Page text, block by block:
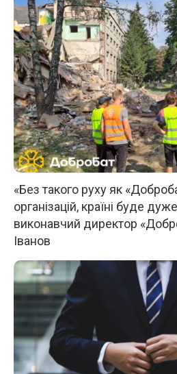
«Без такого руху як
організацій, країні буде
виконавчий директор
Іванов